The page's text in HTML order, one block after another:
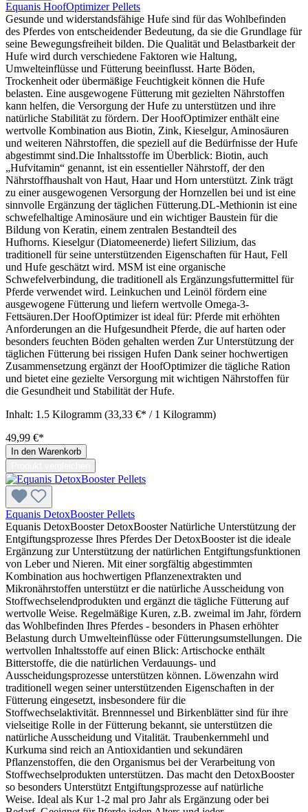
Equanis HoofOptimizer Pellets
Gesunde und widerstandsfähige Hufe sind für das Wohlbefinden
des Pferdes von entscheidender Bedeutung, da sie die Grundlage für
seine Bewegungsfreiheit bilden. Die Qualität und Belastbarkeit der
Hufe wird durch verschiedene Faktoren wie Haltung,
Umwelteinflüsse und Fütterung beeinflusst. Harte Böden,
Trockenheit oder übermäßige Feuchtigkeit können die Hufe
belasten. Eine ausgewogene Fütterung mit gezielten Nährstoffen
kann helfen, die Versorgung der Hufe zu unterstützen und ihre
natürliche Stabilität zu fördern. Der HoofOptimizer enthält eine
wertvolle Kombination aus Biotin, Zink, Kieselgur, Aminosäuren
und weiteren Nährstoffen, die speziell auf die Bedürfnisse der Hufe
abgestimmt sind.Die Inhaltsstoffe im Überblick: Biotin, auch
„Hufvitamin“ genannt, ist ein essentieller Nährstoff, der den
Nährstoffhaushalt von Haut, Haar und Horn unterstützt. Zink trägt
zu einer ausgewogenen Versorgung der Hornzellen bei und ist eine
sinnvolle Ergänzung der täglichen Fütterung.DL-Methionin ist eine
schwefelhaltige Aminosäure und ein wichtiger Baustein für die
Bildung von Keratin, einem zentralen Bestandteil des
Hufhorns. Kieselgur (Diatomeenerde) liefert Silizium, das
traditionell für seine unterstützenden Eigenschaften für Haut, Fell
und Hufe geschätzt wird. MSM ist eine organische
Schwefelverbindung, die traditionell als Ergänzungsfuttermittel für
Pferde verwendet wird. Leinkuchen und Leinöl fördern eine
ausgewogene Fütterung und liefern wertvolle Omega-3-
Fettsäuren.Der HoofOptimizer ist ideal für: Pferde mit erhöhten
Anforderungen an die Hufgesundheit Pferde, die auf harten oder
besonders feuchten Böden gehalten werden Zur Unterstützung der
täglichen Fütterung bei rissigen Hufen Dank seiner hochwertigen
Zusammensetzung ergänzt der HoofOptimizer die tägliche Ration
und bietet eine gezielte Versorgung mit wichtigen Nährstoffen für
die Gesundheit und Stabilität der Hufe.
Inhalt: 1.5 Kilogramm (33,33 €* / 1 Kilogramm)
49,99 €*
In den Warenkorb
Equanis DetoxBooster Pellets
Equanis DetoxBooster DetoxBooster Natürliche Unterstützung der
Entgiftungsprozesse Ihres Pferdes Der DetoxBooster ist die ideale
Ergänzung zur Unterstützung der natürlichen Entgiftungsfunktionen
von Leber und Nieren. Mit einer sorgfältig abgestimmten
Kombination aus hochwertigen Pflanzenextrakten und
Mikronährstoffen unterstützt er die natürliche Ausscheidung von
Stoffwechselendprodukten und ergänzt die tägliche Fütterung auf
wertvolle Weise. Regelmäßige Kuren, z.B. zweimal im Jahr, fördern
das Wohlbefinden Ihres Pferdes - besonders in Phasen erhöhter
Belastung durch Umwelteinflüsse oder Fütterungsumstellungen. Die
wertvollen Inhaltsstoffe auf einen Blick: Artischocke enthält
Bitterstoffe, die die natürlichen Verdauungs- und
Ausscheidungsprozesse unterstützen können. Löwenzahn wird
traditionell wegen seiner unterstützenden Eigenschaften in der
Fütterung eingesetzt, insbesondere für die
Stoffwechselaktivität. Brennnessel und Birkenblätter sind für ihre
vielseitige Rolle in der Fütterung bekannt, sie unterstützen die
natürliche Ausscheidung und Vitalität. Traubenkernmehl und
Kurkuma sind reich an Antioxidantien und sekundären
Pflanzenstoffen, die den Organismus bei der Verarbeitung von
Stoffwechselprodukten unterstützen. Das macht den DetoxBooster
so besonders Unterstützt Entgiftungsprozesse auf natürliche
Weise. Ideal als Kur 1-2 mal pro Jahr als Ergänzung oder bei